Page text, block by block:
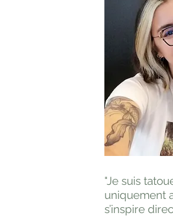
"Je suis
uniquement
s’inspire